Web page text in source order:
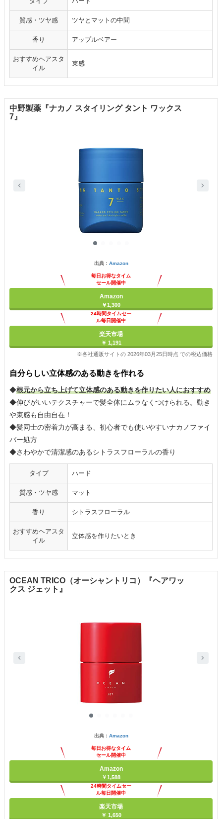
質感・ツヤ感 ツヤとマットの中間
香り アップルベアー
おすすめヘアスタ
イル
束感
中野製薬『ナカノ スタイリング タント ワックス
7』
出典： Amazon
毎日お得なタイム
セール開催中
Amazon
￥1,300
24時間タイムセー
ル毎日開催中
楽天市場
￥ 1,191
※各社通販サイトの 2026年03月25日時点 での税込価格
自分らしい立体感のある動きを作れる
◆根元から立ち上げて立体感のある動きを作りたい人におすすめ
◆伸びがいいテクスチャーで髪全体にムラなくつけられる。動き
や束感も自由自在！
◆髪同士の密着力が高まる、初心者でも使いやすいナカノファイ
バー処方
◆さわやかで清潔感のあるシトラスフローラルの香り
タイプ ハード
質感・ツヤ感 マット
香り シトラスフローラル
おすすめヘアスタ
イル
立体感を作りたいとき
OCEAN TRICO（オーシャントリコ）『ヘアワッ
クス ジェット』
出典： Amazon
毎日お得なタイム
セール開催中
Amazon
￥1,588
24時間タイムセー
ル毎日開催中
楽天市場
￥ 1,650